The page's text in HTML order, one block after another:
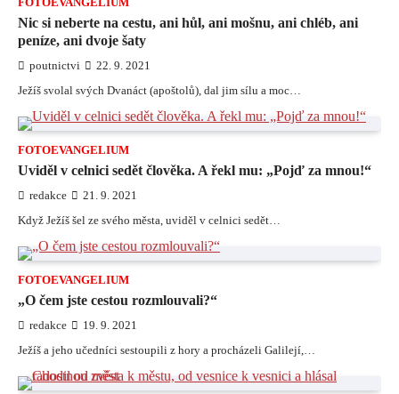
FOTOEVANGELIUM
Nic si neberte na cestu, ani hůl, ani mošnu, ani chléb, ani
peníze, ani dvoje šaty
poutnictvi 22. 9. 2021
Ježíš svolal svých Dvanáct (apoštolů), dal jim sílu a moc…
FOTOEVANGELIUM
Uviděl v celnici sedět člověka. A řekl mu: „Pojď za mnou!“
redakce 21. 9. 2021
Když Ježíš šel ze svého města, uviděl v celnici sedět…
FOTOEVANGELIUM
„O čem jste cestou rozmlouvali?“
redakce 19. 9. 2021
Ježíš a jeho učedníci sestoupili z hory a procházeli Galilejí,…